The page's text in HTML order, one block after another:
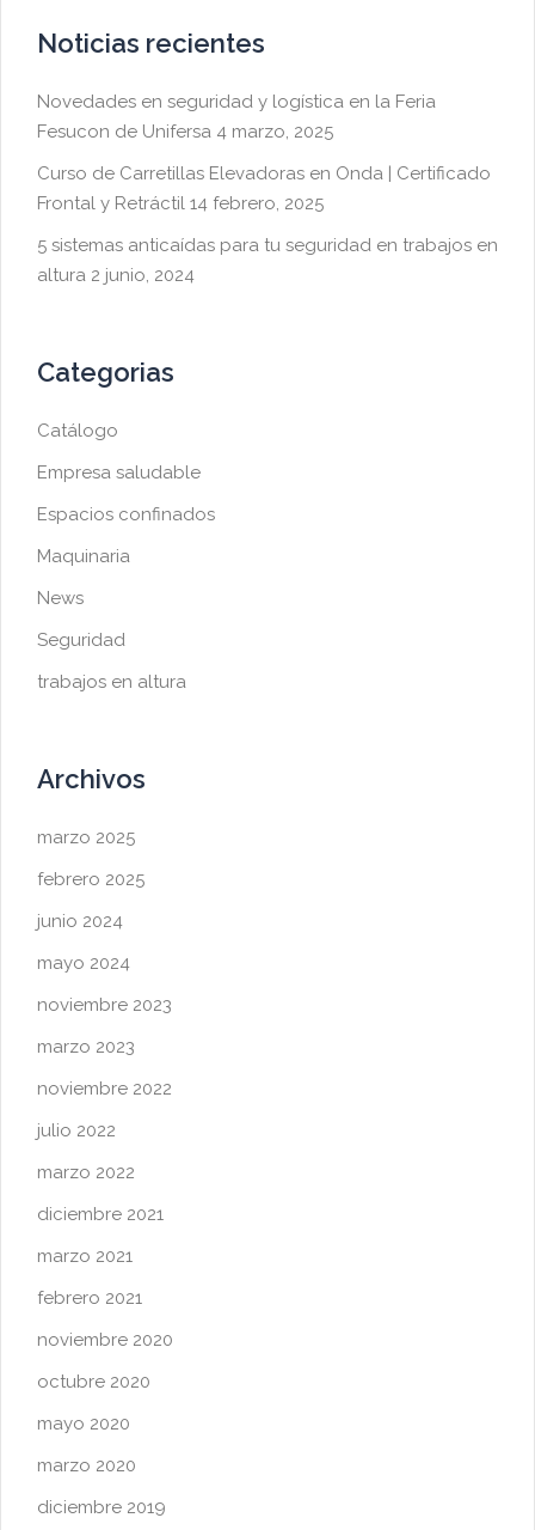
Noticias recientes
Novedades en seguridad y logística en la Feria
Fesucon de Unifersa 4 marzo, 2025
Curso de Carretillas Elevadoras en Onda | Certificado
Frontal y Retráctil 14 febrero, 2025
5 sistemas anticaídas para tu seguridad en trabajos en
altura 2 junio, 2024
Categorias
Catálogo
Empresa saludable
Espacios confinados
Maquinaria
News
Seguridad
trabajos en altura
Archivos
marzo 2025
febrero 2025
junio 2024
mayo 2024
noviembre 2023
marzo 2023
noviembre 2022
julio 2022
marzo 2022
diciembre 2021
marzo 2021
febrero 2021
noviembre 2020
octubre 2020
mayo 2020
marzo 2020
diciembre 2019